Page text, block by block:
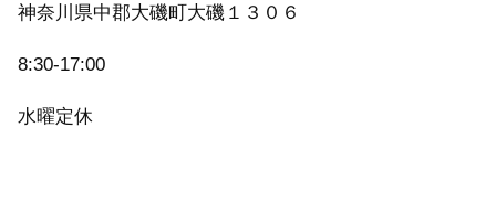
神奈川県中郡大磯町大磯１３０６
8:30-17:00
水曜定休